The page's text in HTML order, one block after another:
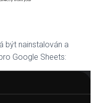
být nainstalován a
Google Sheets: